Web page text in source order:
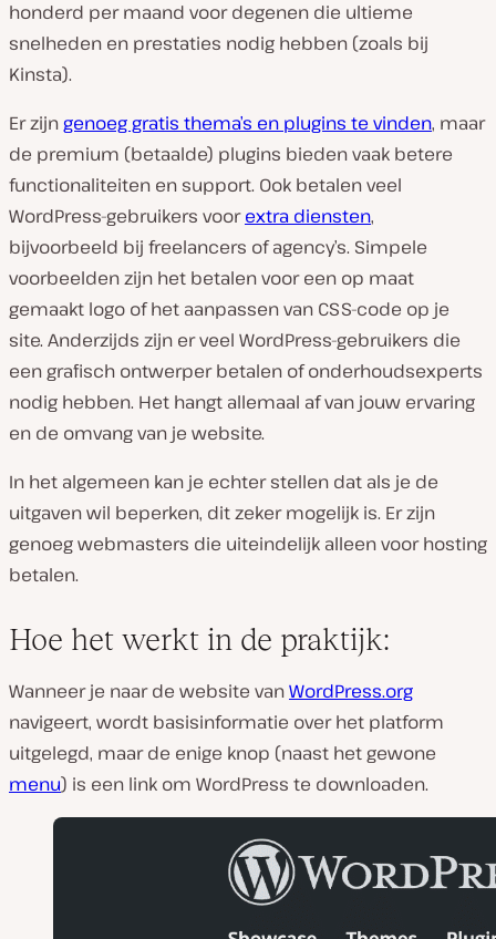
honderd per maand voor degenen die ultieme
snelheden en prestaties nodig hebben (zoals bij
Kinsta).
Er zijngenoeg gratis thema’s en plugins te vinden, maar
de premium (betaalde) plugins bieden vaak betere
functionaliteiten en support. Ook betalen veel
WordPress-gebruikers voorextra diensten,
bijvoorbeeld bij freelancers of agency’s. Simpele
voorbeelden zijn het betalen voor een op maat
gemaakt logo of het aanpassen van CSS-code op je
site. Anderzijds zijn er veel WordPress-gebruikers die
een grafisch ontwerper betalen of onderhoudsexperts
nodig hebben. Het hangt allemaal af van jouw ervaring
en de omvang van je website.
In het algemeen kan je echter stellen dat als je de
uitgaven wil beperken, dit zeker mogelijk is. Er zijn
genoeg webmasters die uiteindelijk alleen voor hosting
betalen.
Hoe het werkt in de praktijk:
Wanneer je naar de website vanWordPress.org
navigeert, wordt basisinformatie over het platform
uitgelegd, maar de enige knop (naast het gewone
menu) is een link om WordPress te downloaden.